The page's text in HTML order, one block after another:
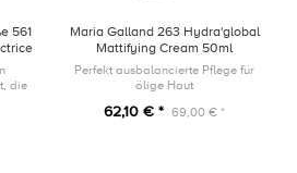
561
die
Maria Galland 263 Hydra'global
Mattifying Cream 50ml
Perfekt ausbalancierte Pflege für
ölige Haut
62,10 € * 69,00 € *